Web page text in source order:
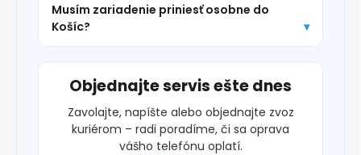
Musím zariadenie priniesť osobne do
Košíc?
Objednajte servis ešte dnes
Zavolajte, napíšte alebo objednajte zvoz
kuriérom – radi poradíme, či sa oprava
vášho telefónu oplatí.